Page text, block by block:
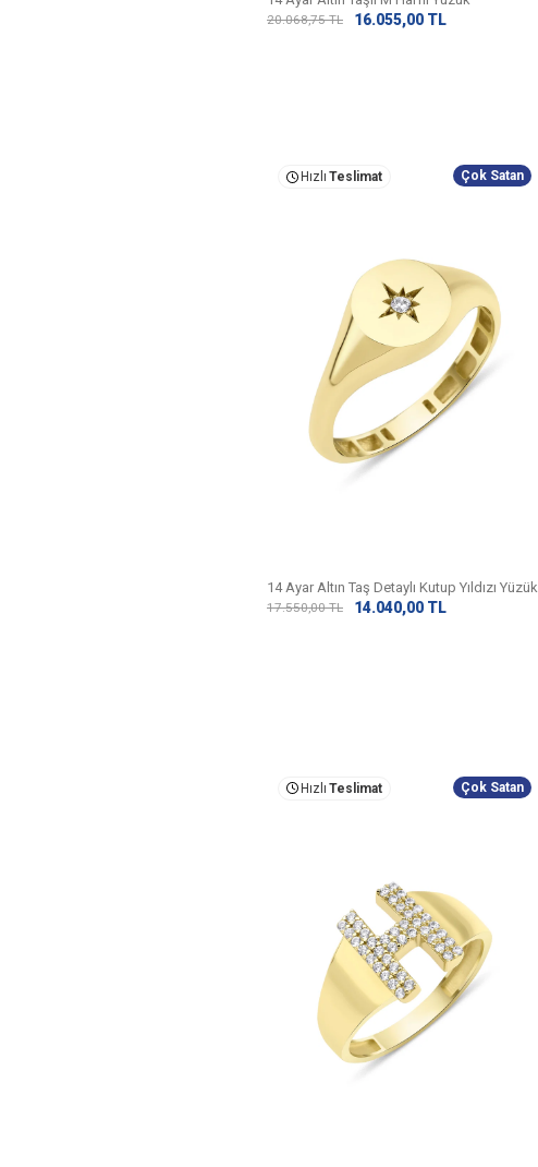
20.068,75TL 16.055,00 TL
Hızlı Teslimat Çok Satan
14 Ayar Altın Taş Detaylı Kutup Yıldızı Yüzük
17.550,00TL 14.040,00 TL
Hızlı Teslimat Çok Satan